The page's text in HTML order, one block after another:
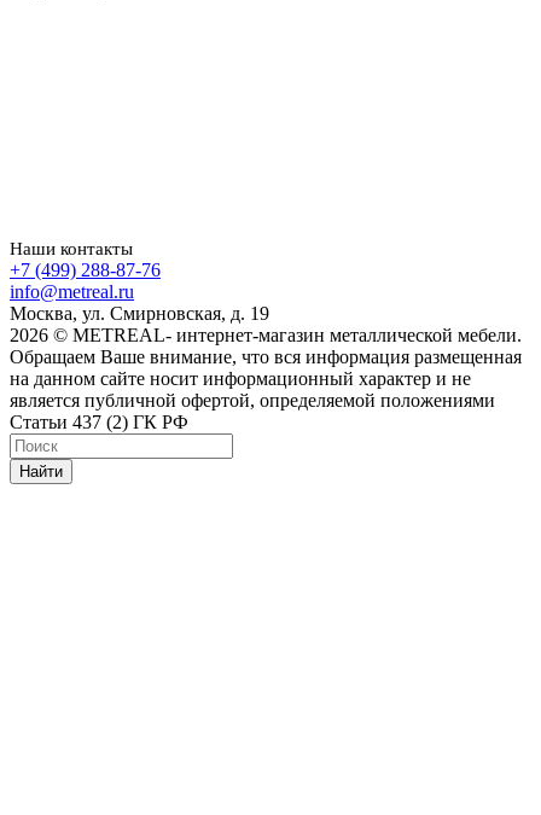
Наши контакты
+7 (499) 288-87-76
info@metreal.ru
Москва, ул. Смирновская, д. 19
2026 © METREAL- интернет-магазин металлической мебели.
Обращаем Ваше внимание, что вся информация размещенная
на данном сайте носит информационный характер и не
является публичной офертой, определяемой положениями
Статьи 437 (2) ГК РФ
Найти